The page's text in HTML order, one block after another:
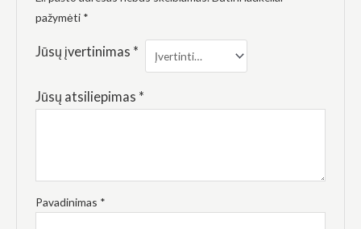
pažymėti *
Jūsų įvertinimas *
Jūsų atsiliepimas *
Pavadinimas *
elgesiu, kai
mūsų
svetainėje,
galimybę
pamatyti